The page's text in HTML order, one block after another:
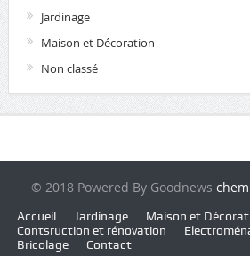
Jardinage
Maison et Décoration
Non classé
© 2018 Powered By Goodnews
Accueil Jardinage
Maison et
Contsruction et rénovation
Bricolage
Contact